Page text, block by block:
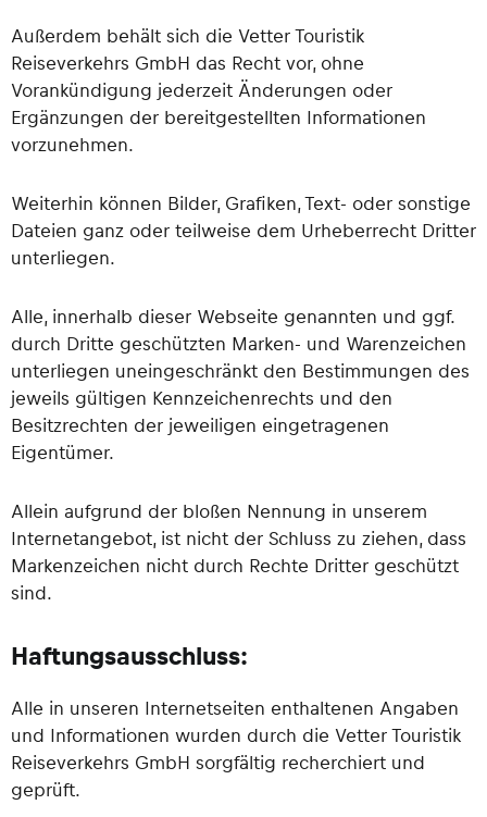
Außerdem behält sich die Vetter Touristik
Reiseverkehrs GmbH das Recht vor, ohne
Vorankündigung jederzeit Änderungen oder
Ergänzungen der bereitgestellten Informationen
vorzunehmen.
Weiterhin können Bilder, Grafiken, Text- oder sonstige
Dateien ganz oder teilweise dem Urheberrecht Dritter
unterliegen.
Alle, innerhalb dieser Webseite genannten und ggf.
durch Dritte geschützten Marken- und Warenzeichen
unterliegen uneingeschränkt den Bestimmungen des
jeweils gültigen Kennzeichenrechts und den
Besitzrechten der jeweiligen eingetragenen
Eigentümer.
Allein aufgrund der bloßen Nennung in unserem
Internetangebot, ist nicht der Schluss zu ziehen, dass
Markenzeichen nicht durch Rechte Dritter geschützt
sind.
Haftungsausschluss:
Alle in unseren Internetseiten enthaltenen Angaben
und Informationen wurden durch die Vetter Touristik
Reiseverkehrs GmbH sorgfältig recherchiert und
geprüft.